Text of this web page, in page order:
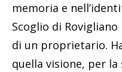
memoria e
Scoglio di
di un proprietario.
quella visione, per